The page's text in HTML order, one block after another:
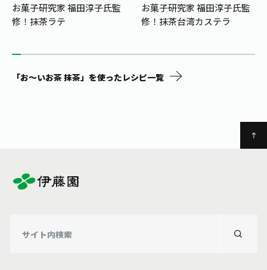
お菓子研究家 福田淳子氏監
修！ 抹茶ラテ
お菓子研究家 福田淳子氏監
修！ 抹茶台湾カステラ
「お～いお茶 抹茶」を使ったレシピ一覧